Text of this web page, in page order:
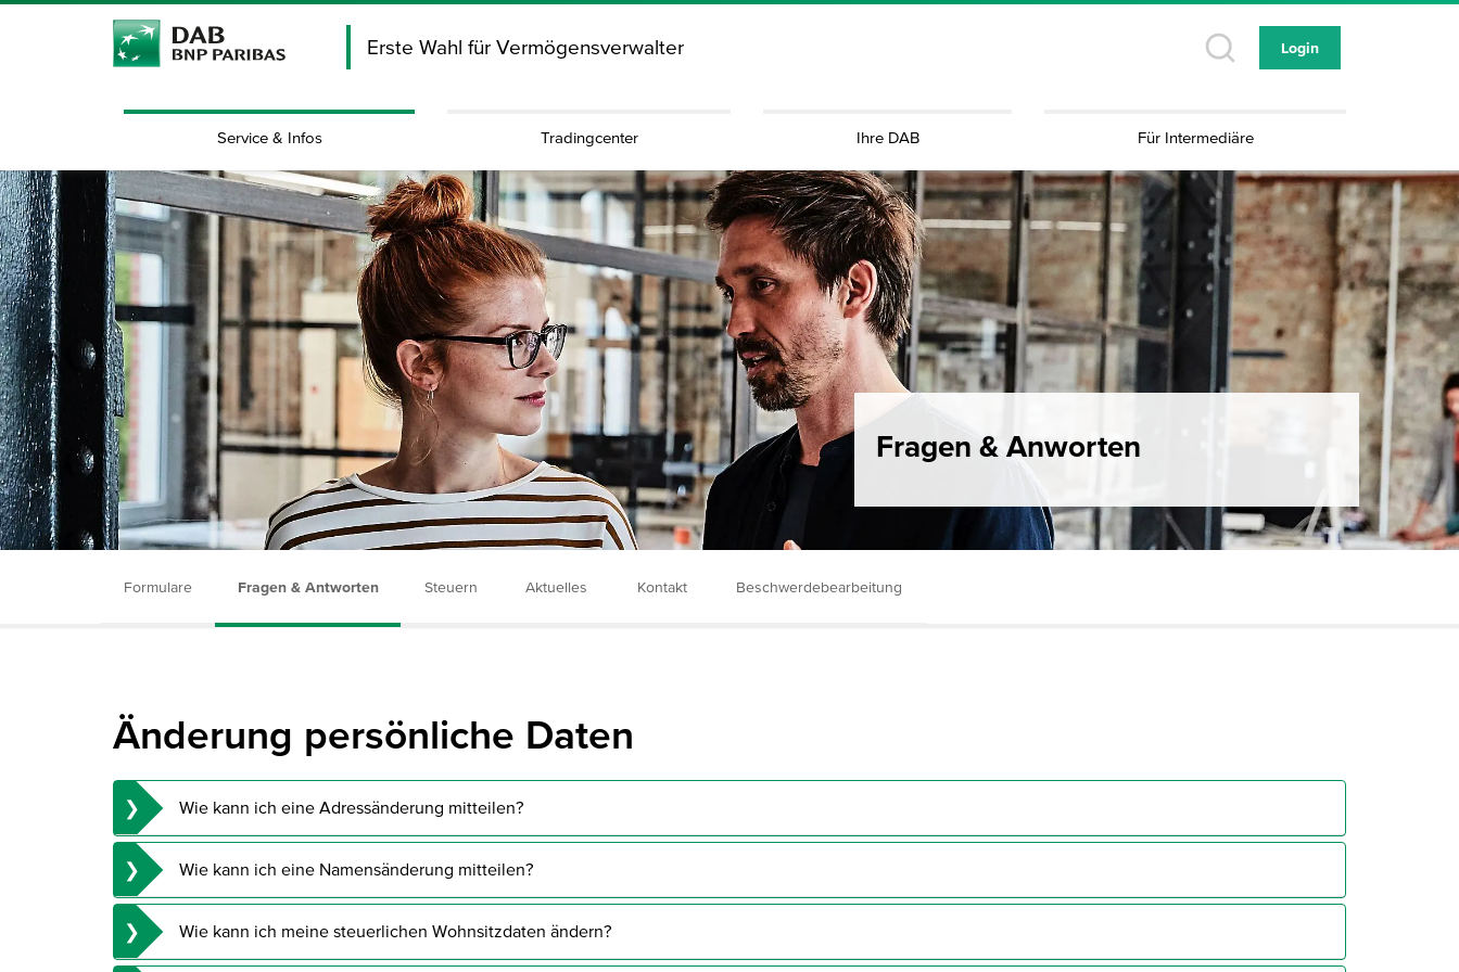
Erste Wahl für Vermögensverwalter Login
Service & Infos Tradingcenter Ihre DAB Für Intermediäre
Fragen & Anworten
Formulare Fragen & Antworten Steuern Aktuelles Kontakt Beschwerdebearbeitung
Änderung persönliche Daten
Wie kann ich eine Adressänderung mitteilen?
Für Adressänderungen senden Sie bitte das folgende Formular per E-Mail oder Fax an:
E-Mail:
Fax: + 49 89 / 500 684 752
Adressänderung (PDF | 719 KB)
Wie kann ich eine Namensänderung mitteilen?
Für Namensänderungen senden Sie bitte das folgende Formular per Post an:
DAB BNP Paribas
Wie kann ich meine steuerlichen Wohnsitzdaten ändern?